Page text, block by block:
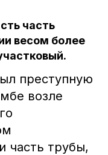
часть
весом более
преступную
возле
часть трубы,